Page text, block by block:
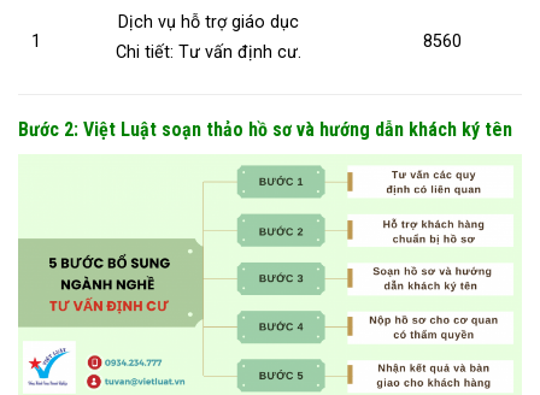
1
Dịch vụ hỗ trợ giáo dục
Chi tiết: Tư vấn định cư.
8560
Bước 2: Việt Luật soạn thảo hồ sơ và hướng dẫn khách ký tên